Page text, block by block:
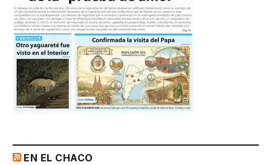
EN EL CHACO